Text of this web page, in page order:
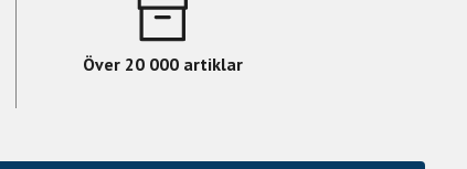
Över 20 000 artiklar